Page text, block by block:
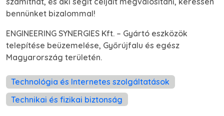
bennünket bizalommal!
ENGINEERING SYNERGIES Kft. – Gyártó eszközök
telepítése beüzemelése, Győrújfalu és egész
Magyarország területén.
Technológia és Internetes szolgáltatások
Technikai és fizikai biztonság